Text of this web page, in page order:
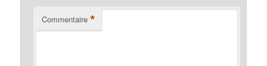
Commentaire *